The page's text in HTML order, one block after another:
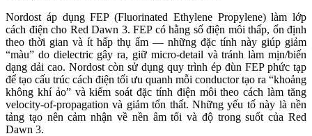
Nordost áp dụng FEP (Fluorinated Ethylene Propylene) làm lớp
cách điện cho Red Dawn 3. FEP có hằng số điện môi thấp, ổn định
theo thời gian và ít hấp thụ ẩm — những đặc tính này giúp giảm
“màu” do dielectric gây ra, giữ micro-detail và tránh làm mịn/biến
dạng dải cao. Nordost còn sử dụng quy trình ép đùn FEP phức tạp
để tạo cấu trúc cách điện tối ưu quanh mỗi conductor tạo ra “khoảng
không khí ảo” và kiểm soát đặc tính điện môi theo cách làm tăng
velocity-of-propagation và giảm tổn thất. Những yếu tố này là nền
tảng tạo nên cảm nhận về nền âm tối và độ trong suốt của Red
Dawn 3.